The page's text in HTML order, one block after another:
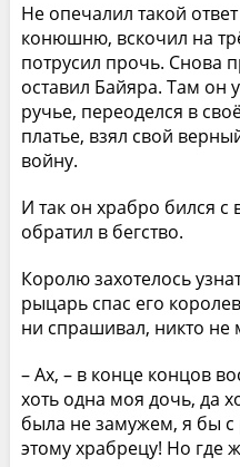
Не опечалил такой
конюшню, вскочил на
потрусил прочь. Снова
оставил Байяра. Там
ручье, переоделся в
платье, взял свой
войну.
И так он храбро бился с
обратил в бегство.
Королю захотелось
рыцарь спас его
ни спрашивал, никто не
– Ах, – в конце концов
хоть одна моя дочь, да
была не замужем, я бы с
этому храбрецу! Но где